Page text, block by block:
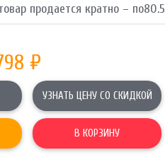
продается кратно – по80.5
₽
УЗНАТЬ ЦЕНУ СО СКИДКОЙ
В КОРЗИНУ